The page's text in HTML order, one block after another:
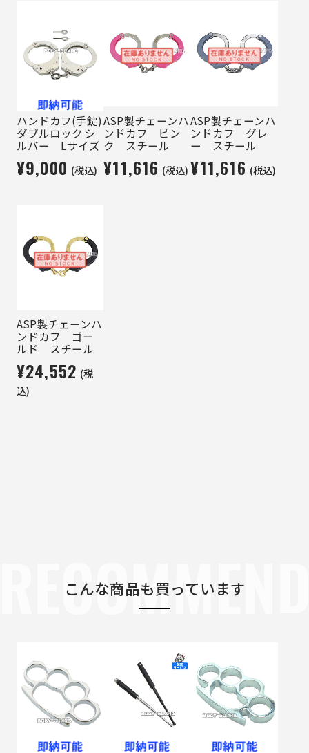
ハンドカフ(手錠)
ダブルロック シ
ルバー Lサイズ
¥9,000 (税込)
ASP製チェーンハ
ンドカフ ピン
ク スチール
¥11,616 (税込)
ASP製チェーンハ
ンドカフ グレ
ー スチール
¥11,616 (税込)
ASP製チェーンハ
ンドカフ ゴー
ルド スチール
¥24,552 (税
込)
こんな商品も買っています